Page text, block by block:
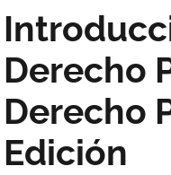
Derecho
Derecho
Edición